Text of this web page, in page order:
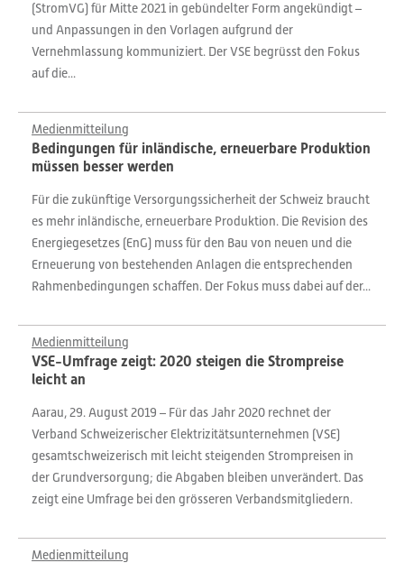
(StromVG) für Mitte 2021 in gebündelter Form angekündigt –
und Anpassungen in den Vorlagen aufgrund der
Vernehmlassung kommuniziert. Der VSE begrüsst den Fokus
auf die...
Medienmitteilung
Bedingungen für inländische, erneuerbare Produktion
müssen besser werden
Für die zukünftige Versorgungssicherheit der Schweiz braucht
es mehr inländische, erneuerbare Produktion. Die Revision des
Energiegesetzes (EnG) muss für den Bau von neuen und die
Erneuerung von bestehenden Anlagen die entsprechenden
Rahmenbedingungen schaffen. Der Fokus muss dabei auf der...
Medienmitteilung
VSE-Umfrage zeigt: 2020 steigen die Strompreise
leicht an
Aarau, 29. August 2019 – Für das Jahr 2020 rechnet der
Verband Schweizerischer Elektrizitätsunternehmen (VSE)
gesamtschweizerisch mit leicht steigenden Strompreisen in
der Grundversorgung; die Abgaben bleiben unverändert. Das
zeigt eine Umfrage bei den grösseren Verbandsmitgliedern.
Medienmitteilung